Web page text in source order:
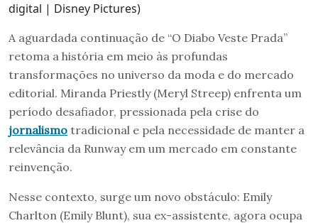
digital | Disney Pictures)
A aguardada continuação de “O Diabo Veste Prada”
retoma a história em meio às profundas
transformações no universo da moda e do mercado
editorial. Miranda Priestly (Meryl Streep) enfrenta um
período desafiador, pressionada pela crise do
jornalismo tradicional e pela necessidade de manter a
relevância da Runway em um mercado em constante
reinvenção.
Nesse contexto, surge um novo obstáculo: Emily
Charlton (Emily Blunt), sua ex-assistente, agora ocupa